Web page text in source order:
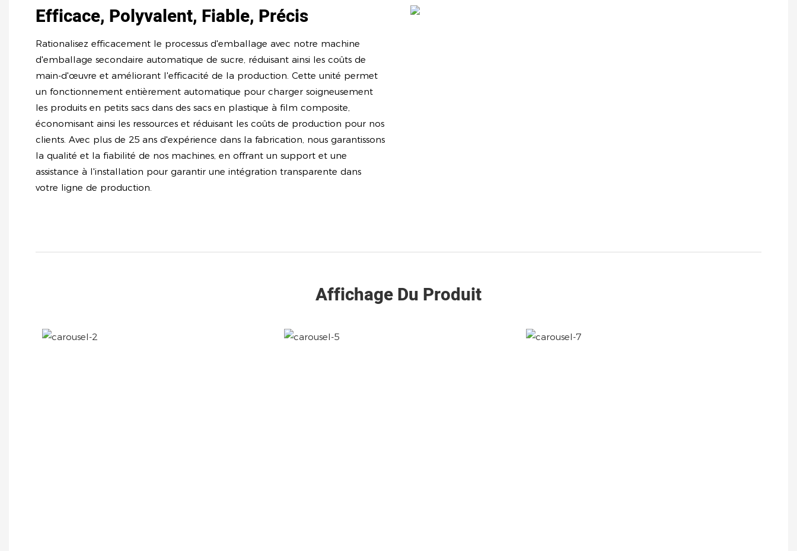
Efficace, Polyvalent, Fiable, Précis
Rationalisez efficacement le processus d'emballage avec notre machine
d'emballage secondaire automatique de sucre, réduisant ainsi les coûts de
main-d'œuvre et améliorant l'efficacité de la production. Cette unité permet
un fonctionnement entièrement automatique pour charger soigneusement
les produits en petits sacs dans des sacs en plastique à film composite,
économisant ainsi les ressources et réduisant les coûts de production pour nos
clients. Avec plus de 25 ans d'expérience dans la fabrication, nous garantissons
la qualité et la fiabilité de nos machines, en offrant un support et une
assistance à l'installation pour garantir une intégration transparente dans
votre ligne de production.
Affichage Du Produit